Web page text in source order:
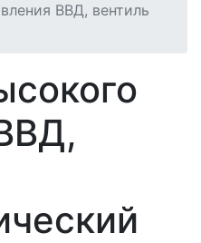
ВВД, вентиль